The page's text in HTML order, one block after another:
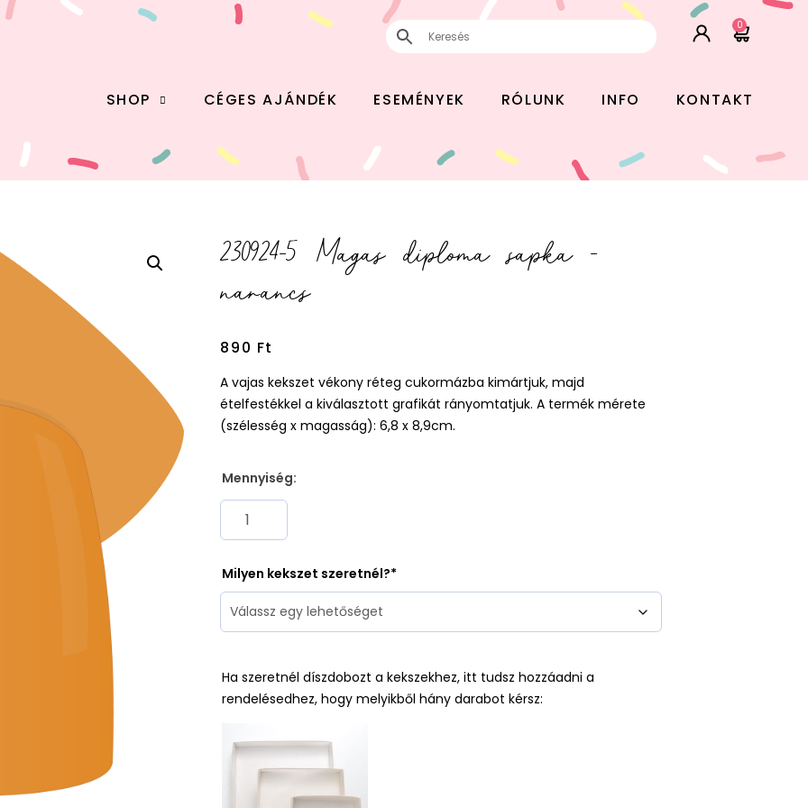
0
SHOP CÉGES AJÁNDÉK ESEMÉNYEK RÓLUNK INFO KONTAKT
230924-5 Magas diploma sapka -
narancs
890 Ft
A vajas kekszet vékony réteg cukormázba kimártjuk, majd
ételfestékkel a kiválasztott grafikát rányomtatjuk. A termék mérete
(szélesség x magasság): 6,8 x 8,9cm.
Mennyiség:
Milyen kekszet szeretnél?
Ha szeretnél díszdobozt a kekszekhez, itt tudsz hozzáadni a
rendelésedhez, hogy melyikből hány darabot kérsz: